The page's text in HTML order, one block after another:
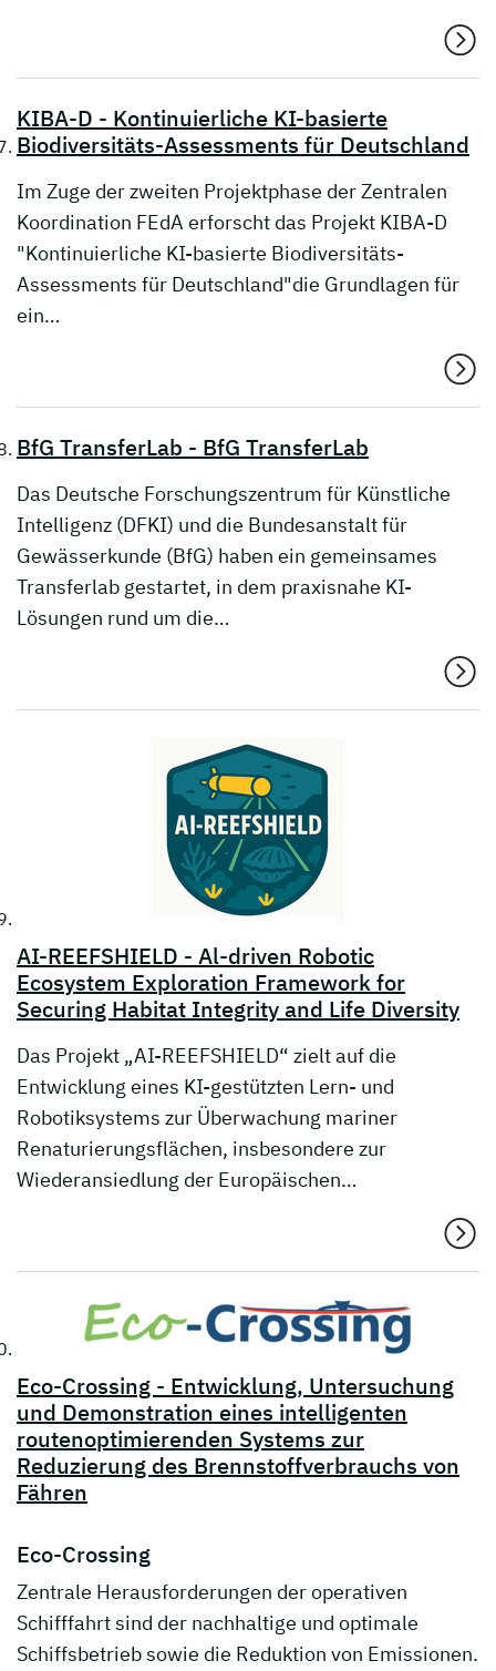
KIBA-D - Kontinuierliche KI-basierte
Biodiversitäts-Assessments für Deutschland
Im Zuge der zweiten Projektphase der Zentralen
Koordination FEdA erforscht das Projekt KIBA-D
"Kontinuierliche KI-basierte Biodiversitäts-
Assessments für Deutschland"die Grundlagen für
ein…
BfG TransferLab - BfG TransferLab
Das Deutsche Forschungszentrum für Künstliche
Intelligenz (DFKI) und die Bundesanstalt für
Gewässerkunde (BfG) haben ein gemeinsames
Transferlab gestartet, in dem praxisnahe KI-
Lösungen rund um die…
AI-REEFSHIELD - Al-driven Robotic
Ecosystem Exploration Framework for
Securing Habitat Integrity and Life Diversity
Das Projekt „AI-REEFSHIELD“ zielt auf die
Entwicklung eines KI-gestützten Lern- und
Robotiksystems zur Überwachung mariner
Renaturierungsflächen, insbesondere zur
Wiederansiedlung der Europäischen…
Eco-Crossing - Entwicklung, Untersuchung
und Demonstration eines intelligenten
routenoptimierenden Systems zur
Reduzierung des Brennstoffverbrauchs von
Fähren
Eco-Crossing
Zentrale Herausforderungen der operativen
Schifffahrt sind der nachhaltige und optimale
Schiffsbetrieb sowie die Reduktion von Emissionen.